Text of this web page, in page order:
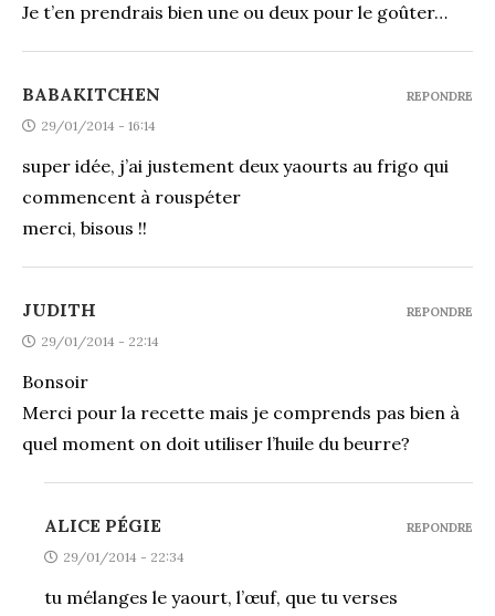
Je t’en prendrais bien une ou deux pour le goûter…
BABAKITCHEN
29/01/2014 - 16:14
super idée, j’ai justement deux yaourts au frigo qui
commencent à rouspéter
merci, bisous !!
REPONDRE
JUDITH
29/01/2014 - 22:14
Bonsoir
Merci pour la recette mais je comprends pas bien à
quel moment on doit utiliser l’huile du beurre?
REPONDRE
ALICE PÉGIE
29/01/2014 - 22:34
tu mélanges le yaourt, l’œuf, que tu verses
REPONDRE